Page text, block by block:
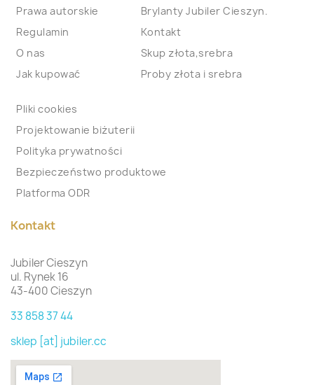
Prawa autorskie
Regulamin
O nas
Jak kupować
Brylanty Jubiler Cieszyn.
Kontakt
Skup złota,srebra
Proby złota i srebra
Pliki cookies
Projektowanie biżuterii
Polityka prywatności
Bezpieczeństwo produktowe
Platforma ODR
Kontakt
Jubiler Cieszyn
ul. Rynek 16
43-400 Cieszyn
33 858 37 44
sklep [at] jubiler.cc